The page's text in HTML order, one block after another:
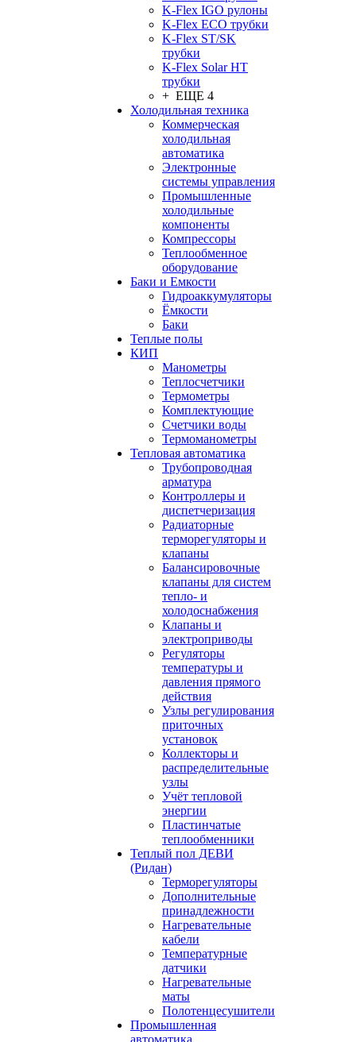
K-Flex IGO рулоны
K-Flex ECO трубки
K-Flex ST/SK
трубки
K-Flex Solar HT
трубки
+ ЕЩЕ 4
Холодильная техника
Коммерческая
холодильная
автоматика
Электронные
системы управления
Промышленные
холодильные
компоненты
Компрессоры
Теплообменное
оборудование
Баки и Емкости
Гидроаккумуляторы
Ёмкости
Баки
Теплые полы
КИП
Манометры
Теплосчетчики
Термометры
Комплектующие
Счетчики воды
Термоманометры
Тепловая автоматика
Трубопроводная
арматура
Контроллеры и
диспетчеризация
Радиаторные
терморегуляторы и
клапаны
Балансировочные
клапаны для систем
тепло- и
холодоснабжения
Клапаны и
электроприводы
Регуляторы
температуры и
давления прямого
действия
Узлы регулирования
приточных
установок
Коллекторы и
распределительные
узлы
Учёт тепловой
энергии
Пластинчатые
теплообменники
Теплый пол ДЕВИ
(Ридан)
Терморегуляторы
Дополнительные
принадлежности
Нагревательные
кабели
Температурные
датчики
Нагревательные
маты
Полотенцесушители
Промышленная
автоматика